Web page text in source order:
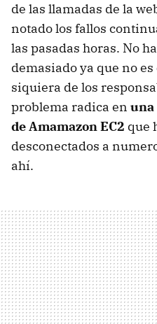
de las llamadas de la
notado los fallos
las pasadas horas. No
demasiado ya que no
siquiera de los
problema radica en una
de Amamazon EC2 que
desconectados a
ahí.